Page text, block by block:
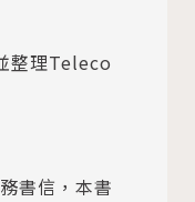
整理Teleco
書信，本書